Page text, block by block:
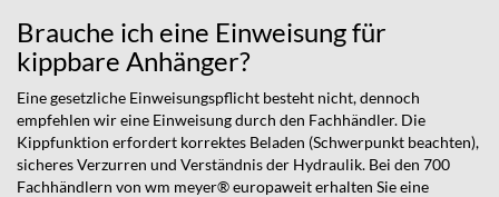
Brauche ich eine Einweisung für
kippbare Anhänger?
Eine gesetzliche Einweisungspflicht besteht nicht, dennoch
empfehlen wir eine Einweisung durch den Fachhändler. Die
Kippfunktion erfordert korrektes Beladen (Schwerpunkt beachten),
sicheres Verzurren und Verständnis der Hydraulik. Bei den 700
Fachhändlern von wm meyer® europaweit erhalten Sie eine